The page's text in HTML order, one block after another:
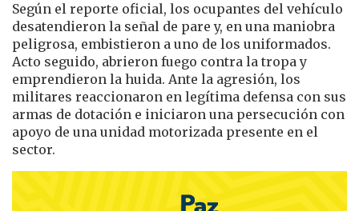
Según el reporte oficial, los ocupantes del vehículo
desatendieron la señal de pare y, en una maniobra
peligrosa, embistieron a uno de los uniformados.
Acto seguido, abrieron fuego contra la tropa y
emprendieron la huida. Ante la agresión, los
militares reaccionaron en legítima defensa con sus
armas de dotación e iniciaron una persecución con
apoyo de una unidad motorizada presente en el
sector.